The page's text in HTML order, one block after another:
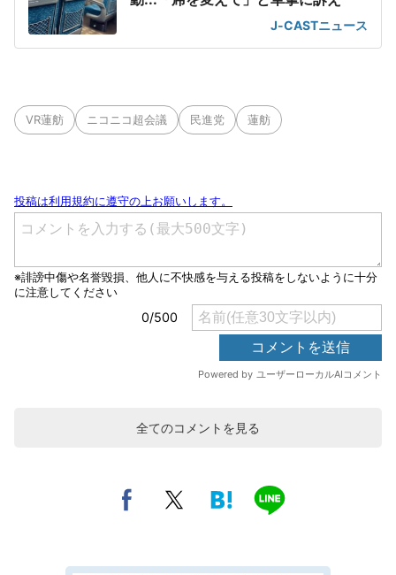
J-CASTニュース
VR蓮舫 ニコニコ超会議 民進党 蓮舫
全てのコメントを見る